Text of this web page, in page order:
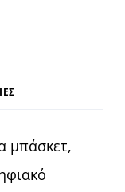
μπάσκετ,